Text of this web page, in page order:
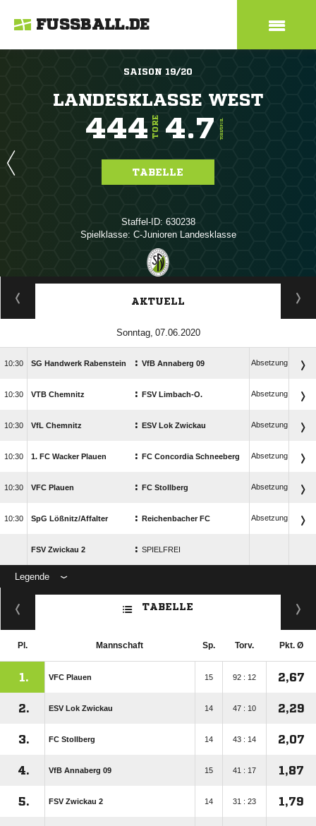
FUSSBALL.DE
SAISON 19/20
LANDESKLASSE WEST
444 TORE 4.7 TORE/SPIEL
TABELLE
Staffel-ID: 630238
Spielklasse: C-Junioren Landesklasse
ANZEIGE
AKTUELL
 
 SG Handwerk Rabenstein : VfB Annaberg 09 Absetzung
 VTB Chemnitz : FSV Limbach-O. Absetzung
 VfL Chemnitz : ESV Lok Zwickau Absetzung
 1. FC Wacker Plauen : FC Concordia Schneeberg Absetzung
 VFC Plauen : FC Stollberg Absetzung
 SpG Lößnitz/​Affalter : Reichenbacher FC Absetzung
FSV Zwickau 2 : SPIELFREI
Legende
ANZEIGE
TABELLE
Pl. Mannschaft Sp. Torv. Pkt. Ø
1. VFC Plauen 15 92 : 12 2,67
2. ESV Lok Zwickau 14 47 : 10 2,29
3. FC Stollberg 14 43 : 14 2,07
4. VfB Annaberg 09 15 41 : 17 1,87
5. FSV Zwickau 2 14 31 : 23 1,79